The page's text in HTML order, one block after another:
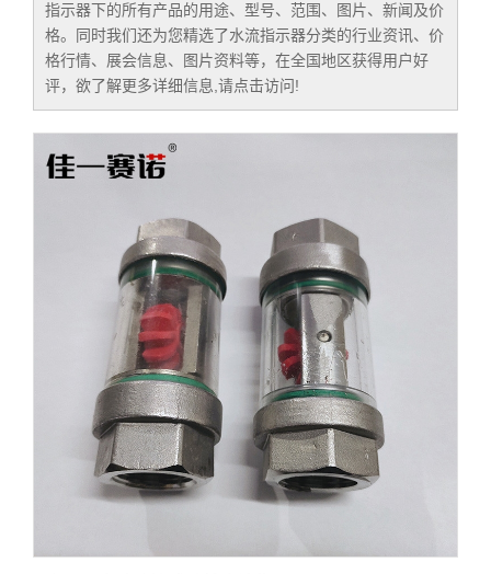
指示器下的所有产品的用途、型号、范围、图片、新闻及价
格。同时我们还为您精选了水流指示器分类的行业资讯、价
格行情、展会信息、图片资料等，在全国地区获得用户好
评，欲了解更多详细信息,请点击访问!